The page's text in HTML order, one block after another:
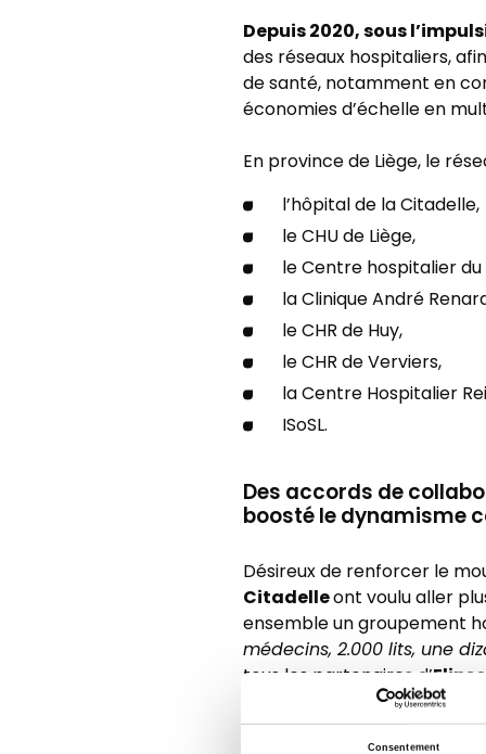
Consentement
Depuis 2020, sous
des réseaux hospitaliers,
de santé, notamment en
économies d’échelle en
En province de Liège, le
l’hôpital de la Citadelle,
le CHU de Liège,
le Centre hospitalier du
la Clinique André
le CHR de Huy,
le CHR de Verviers,
la Centre Hospitalier
ISoSL.
Des accords de
boosté le dynamisme
Désireux de renforcer le
Citadelleont voulu aller
ensemble un groupement
médecins, 2.000 lits, une
tous les partenaires d’Elipse.
La succession de crises